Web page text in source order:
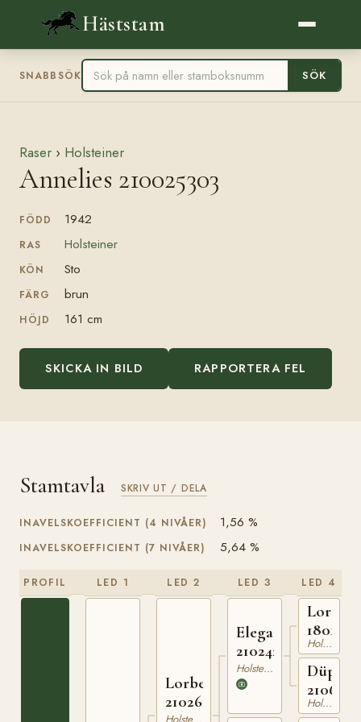
Häststam
SNABBSÖK SÖK
Raser › Holsteiner
Annelies 210025303
FÖDD 1942
RAS Holsteiner
KÖN Sto
FÄRG brun
HÖJD 161 cm
SKICKA IN BILD RAPPORTERA FEL
Stamtavla SKRIV UT / DELA
INAVELSKOEFFICIENT (4 NIVÅER) 1,56 %
INAVELSKOEFFICIENT (7 NIVÅER) 5,64 %
PROFIL LED 1 LED 2
Lorbeer
210261519
LED 3
Elegant
210242113
Holsteiner
LED 4
Lord
Holsteiner
Düppel
Holsteiner